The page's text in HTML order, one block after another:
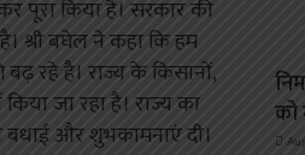
पूरा किया है। सरकार की
श्री बघेल ने कहा कि हम
रहे है। राज्य के किसानों,
जा रहा है। राज्य का
बधाई और शुभकामनाएं दी।
को